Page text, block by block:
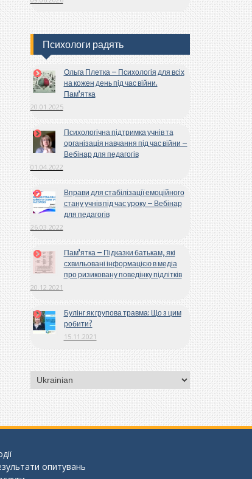
Психологи радять
Ольга Плетка – Психологія для всіх
на кожен день під час війни.
Пам’ятка
20.01.2025
Психологічна підтримка учнів та
організація навчання під час війни –
Вебінар для педагогів
01.04.2022
Вправи для стабілізації емоційного
стану учнів під час уроку – Вебінар
для педагогів
26.03.2022
Пам’ятка – Підказки батькам, які
схвильовані інформацією в медіа
про ризиковану поведінку підлітків
20.12.2021
Булінг як групова травма: Що з цим
робити?
15.11.2021
Вибрати
мову
опитувань